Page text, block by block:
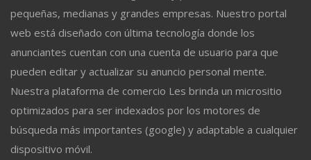
pequeñas, medianas y grandes empresas. Nuestro portal
web está diseñado con última tecnología donde los
anunciantes cuentan con una cuenta de usuario para que
pueden editar y actualizar su anuncio personal mente.
Nuestra plataforma de comercio Les brinda un micrositio
optimizados para ser indexados por los motores de
búsqueda más importantes (google) y adaptable a cualquier
dispositivo móvil.